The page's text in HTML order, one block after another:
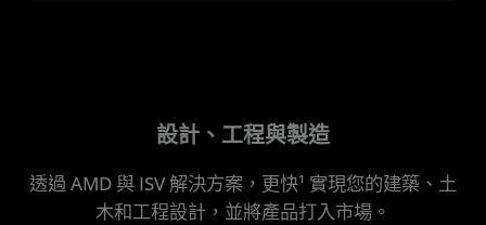
設計、工程與製造
透過 AMD 與 ISV 解決方案，更快¹ 實現您的建築、土
木和工程設計，並將產品打入市場。